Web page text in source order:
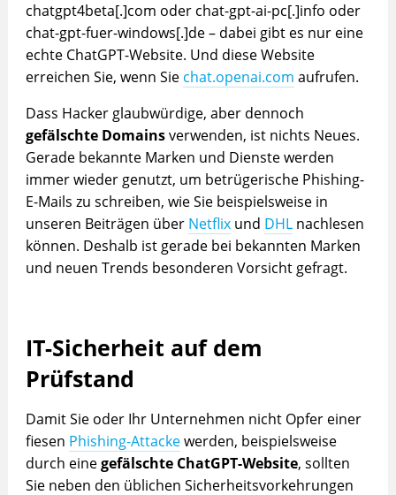
chatgpt4beta[.]com oder chat-gpt-ai-pc[.]info oder
chat-gpt-fuer-windows[.]de – dabei gibt es nur eine
echte ChatGPT-Website. Und diese Website
erreichen Sie, wenn Sie chat.openai.com aufrufen.
Dass Hacker glaubwürdige, aber dennoch
gefälschte Domainsverwenden, ist nichts Neues.
Gerade bekannte Marken und Dienste werden
immer wieder genutzt, um betrügerische Phishing-
E-Mails zu schreiben, wie Sie beispielsweise in
unseren Beiträgen über Netflixund DHLnachlesen
können. Deshalb ist gerade bei bekannten Marken
und neuen Trends besonderen Vorsicht gefragt.
IT-Sicherheit auf dem
Prüfstand
Damit Sie oder Ihr Unternehmen nicht Opfer einer
fiesen Phishing-Attackewerden, beispielsweise
durch einegefälschte ChatGPT-Website, sollten
Sie neben den üblichen Sicherheitsvorkehrungen